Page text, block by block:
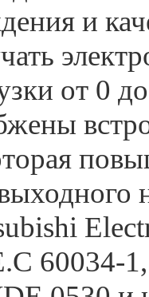
и
от 0
60034-